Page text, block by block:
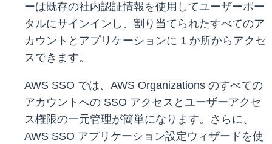
ーは既存の社内認証情報を使用してユーザーポー
タルにサインインし、割り当てられたすべてのア
カウントとアプリケーションに 1 か所からアクセ
スできます。
AWS SSO では、AWS Organizations のすべての
アカウントへの SSO アクセスとユーザーアクセ
ス権限の一元管理が簡単になります。さらに、
AWS SSO アプリケーション設定ウィザードを使